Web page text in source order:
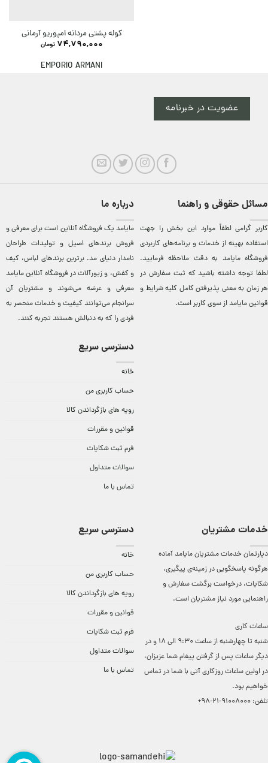
کوله پشتی مردانه امپوریو آرمانی
74,790,000 تومان
EMPORIO ARMANI
عضویت در خبرنامه
مسائل حقوقی و راهنما
کاربر گرامی لطفاً موارد این بخش را جهت
استفاده بهینه از خدمات و برنامه‌‏های کاربردی
فروشگاه مایامد به دقت ملاحظه فرمایید.
لطفا توجه داشته باشید که ثبت سفارش در
هر زمان به معنی پذیرفتن کامل کلیهشرایط و
قوانین مایامداز سوی کاربر است.
درباره ما
مایامد يک فروشگاه آنلاين است برای معرفی و
فروش برندهای اصيل و توليدات طراحان
نامدار دنيای مد. برترين‌ برندهای لباس، کيف
و کفش، و زيورآلات در فروشگاه آنلاين مایامد
معرفی و عرضه می‌شوند و مشتريان آن
سرانجام می‌توانند کيفيت و خدمات منحصر به
فردی را که به دنبالش هستند تجربه کنند.
دسترسی سریع
خانه
حساب کاربری من
رویه های بازگرداندن کالا
قوانین و مقررات
فرم ثبت شکایات
سوالات متداول
تماس با ما
خدمات مشتریان
دپارتمان خدمات مشتریان مایامد آماده
هرگونه پاسخگویی در زمینه‌ی پیگیری،
شکایات، درخواست برگشت سفارش و
راهنمایی مورد نیاز مشتریان است.
ساعات کاری
شنبه تا چهارشنبه از ساعت 9:30 الی 18 و در
دیگر ساعات ‌پس از گرفتن پیغام شما عزیزان،
در اولین ساعات روزکاری آتی با شما در تماس
خواهیم بود.
تلفن: 91008000-21-98+
دسترسی سریع
خانه
حساب کاربری من
رویه های بازگرداندن کالا
قوانین و مقررات
فرم ثبت شکایات
سوالات متداول
تماس با ما